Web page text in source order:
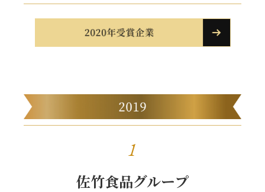
1
佐竹食品グループ